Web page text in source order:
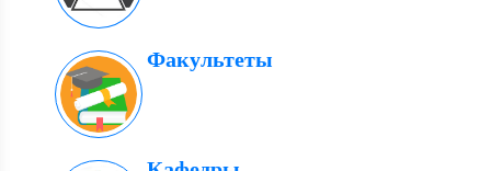
Факультеты